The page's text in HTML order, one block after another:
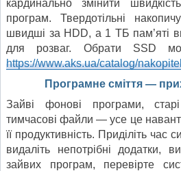
кардинально змінити
програм. Твердотільні
швидші за HDD, а 1 ТБ пам’яті
для розваг. Обрати SSD
https://www.aks.ua/catalog/
Програмне сміття —
Зайві фонові програми,
тимчасові файли — усе це
її продуктивність. Приділіть
видаліть непотрібні додатки,
зайвих програм, перевірте